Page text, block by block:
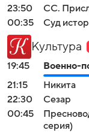
23:50
СС.
00:35
Суд
Культура
19:45
Военно-
21:15
Никита
22:30
Сезар
00:45
серия)